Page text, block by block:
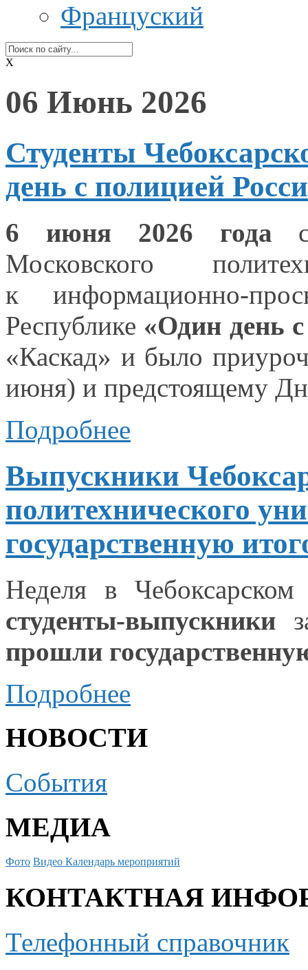
Француский
X
06 Июнь 2026
Студенты
день с полицией
6 июня 2026 года
Московского
к информационно-
Республике «Один день
«Каскад» и было
июня) и предстоящему
Подробнее
Выпускники
политехнического
государственную
Неделя в Чебоксарском
студенты-выпускники
прошли
Подробнее
НОВОСТИ
События
МЕДИА
Фото Видео Календарь мероприятий
КОНТАКТНАЯ
Телефонный справочник